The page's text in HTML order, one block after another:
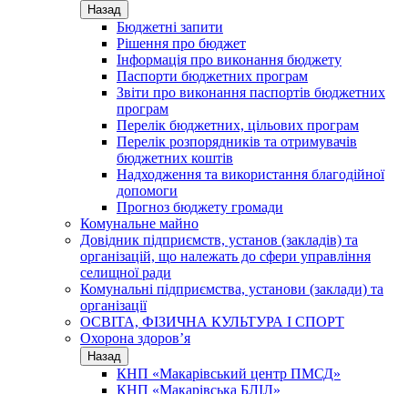
Назад
Бюджетні запити
Рішення про бюджет
Інформація про виконання бюджету
Паспорти бюджетних програм
Звіти про виконання паспортів бюджетних
програм
Перелік бюджетних, цільових програм
Перелік розпорядників та отримувачів
бюджетних коштів
Надходження та використання благодійної
допомоги
Прогноз бюджету громади
Комунальне майно
Довідник підприємств, установ (закладів) та
організацій, що належать до сфери управління
селищної ради
Комунальні підприємства, установи (заклади) та
організації
ОСВІТА, ФІЗИЧНА КУЛЬТУРА І СПОРТ
Охорона здоров’я
Назад
КНП «Макарівський центр ПМСД»
КНП «Макарівська БЛІЛ»